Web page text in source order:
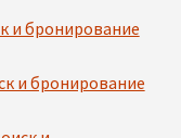
и бронирование
и бронирование